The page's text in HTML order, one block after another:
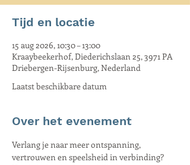
Tijd en locatie
15 aug 2026, 10:30 – 13:00
Kraaybeekerhof, Diederichslaan 25, 3971 PA
Driebergen-Rijsenburg, Nederland
Laatst beschikbare datum
Over het evenement
Verlang je naar meer ontspanning,
vertrouwen en speelsheid in verbinding?